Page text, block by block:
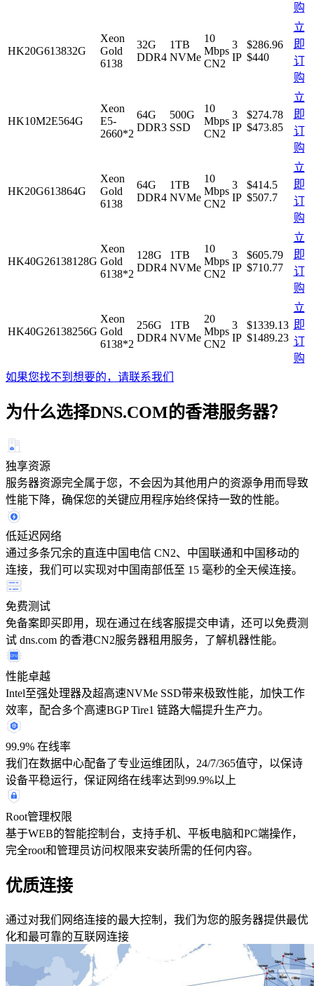
购
HK20G613832G
Xeon
Gold
6138
32G
DDR4
1TB
NVMe
10
Mbps
CN2
3
IP
$286.96
$440
立
即
订
购
HK10M2E564G
Xeon
E5-
2660*2
64G
DDR3
500G
SSD
10
Mbps
CN2
3
IP
$274.78
$473.85
立
即
订
购
HK20G613864G
Xeon
Gold
6138
64G
DDR4
1TB
NVMe
10
Mbps
CN2
3
IP
$414.5
$507.7
立
即
订
购
HK40G26138128G
Xeon
Gold
6138*2
128G
DDR4
1TB
NVMe
10
Mbps
CN2
3
IP
$605.79
$710.77
立
即
订
购
HK40G26138256G
Xeon
Gold
6138*2
256G
DDR4
1TB
NVMe
20
Mbps
CN2
3
IP
$1339.13
$1489.23
立
即
订
购
如果您找不到想要的，请联系我们
为什么选择DNS.COM的香港服务器？
独享资源
服务器资源完全属于您，不会因为其他用户的资源争用而导致
性能下降，确保您的关键应用程序始终保持一致的性能。
低延迟网络
通过多条冗余的直连中国电信 CN2、中国联通和中国移动的
连接，我们可以实现对中国南部低至 15 毫秒的全天候连接。
免费测试
免备案即买即用，现在通过在线客服提交申请，还可以免费测
试 dns.com 的香港CN2服务器租用服务，了解机器性能。
性能卓越
Intel至强处理器及超高速NVMe SSD带来极致性能，加快工作
效率，配合多个高速BGP Tire1 链路大幅提升生产力。
99.9% 在线率
我们在数据中心配备了专业运维团队，24/7/365值守，以保诗
设备平稳运行，保证网络在线率达到99.9%以上
Root管理权限
基于WEB的智能控制台，支持手机、平板电脑和PC端操作，
完全root和管理员访问权限来安装所需的任何内容。
优质连接
通过对我们网络连接的最大控制，我们为您的服务器提供最优
化和最可靠的互联网连接